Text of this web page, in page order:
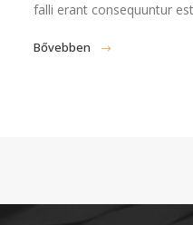
falli erant consequuntur
Bővebben